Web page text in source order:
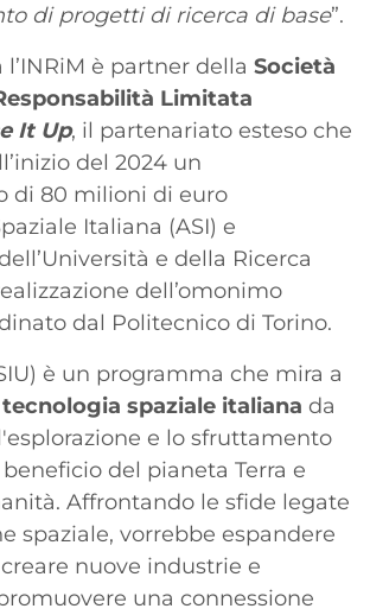
di progetti di ricerca di base”.
l’INRiM è partner della Società
Limitata
It Up, il partenariato esteso che
del 2024 un
di 80 milioni di euro
Italiana (ASI) e
e della Ricerca
dell’omonimo
dal Politecnico di Torino.
è un programma che mira a
spaziale italiana da
e lo sfruttamento
del pianeta Terra e
Affrontando le sfide legate
spaziale, vorrebbe espandere
nuove industrie e
una connessione